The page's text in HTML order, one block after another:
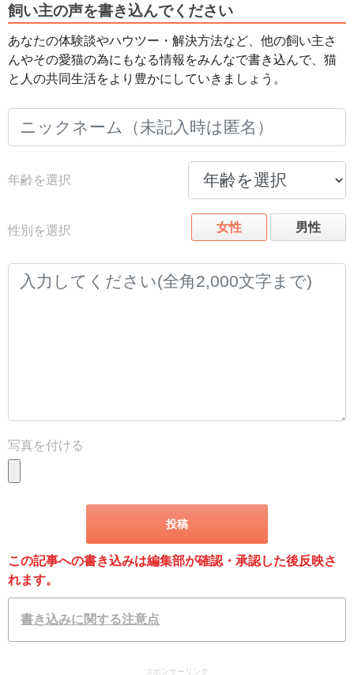
飼い主の声を書き込んでください
あなたの体験談やハウツー・解決方法など、他の飼い主さ
んやその愛猫の為にもなる情報をみんなで書き込んで、猫
と人の共同生活をより豊かにしていきましょう。
年齢を選択
性別を選択 女性 男性
写真を付ける
この記事への書き込みは編集部が確認・承認した後反映さ
れます。
書き込みに関する注意点
スポンサーリンク